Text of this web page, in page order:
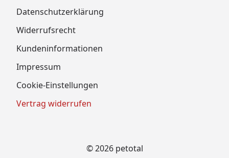
Datenschutzerklärung
Widerrufsrecht
Kundeninformationen
Impressum
Cookie-Einstellungen
Vertrag widerrufen
© 2026 petotal